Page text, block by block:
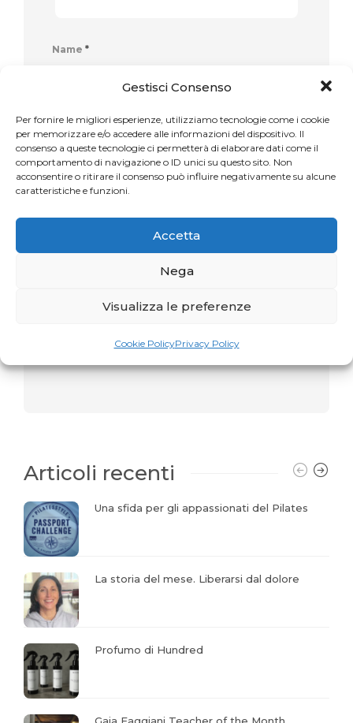
Gestisci Consenso
Per fornire le migliori esperienze, utilizziamo tecnologie come i cookie
per memorizzare e/o accedere alle informazioni del dispositivo. Il
consenso a queste tecnologie ci permetterà di elaborare dati come il
comportamento di navigazione o ID unici su questo sito. Non
acconsentire o ritirare il consenso può influire negativamente su alcune
caratteristiche e funzioni.
Accetta
Nega
Visualizza le preferenze
Cookie PolicyPrivacy Policy
Name *
Email*
I campi obbligatori sono indicati con*
Articoli recenti
Una sfida per gli appassionati del Pilates
La storia del mese. Liberarsi dal dolore
Profumo di Hundred